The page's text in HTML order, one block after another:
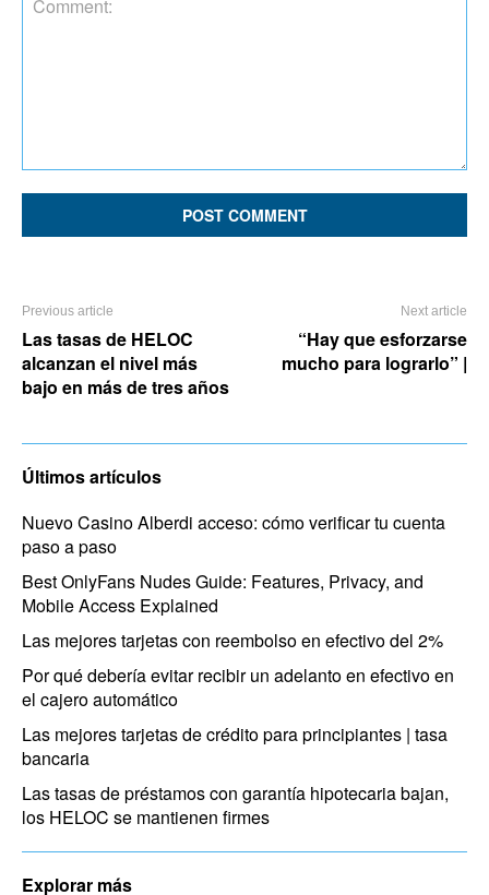
Previous article
Las tasas de HELOC
alcanzan el nivel más
bajo en más de tres años
Next article
“Hay que esforzarse
mucho para lograrlo” |
Últimos artículos
Nuevo Casino Alberdi acceso: cómo verificar tu cuenta
paso a paso
Best OnlyFans Nudes Guide: Features, Privacy, and
Mobile Access Explained
Las mejores tarjetas con reembolso en efectivo del 2%
Por qué debería evitar recibir un adelanto en efectivo en
el cajero automático
Las mejores tarjetas de crédito para principiantes | tasa
bancaria
Las tasas de préstamos con garantía hipotecaria bajan,
los HELOC se mantienen firmes
Explorar más